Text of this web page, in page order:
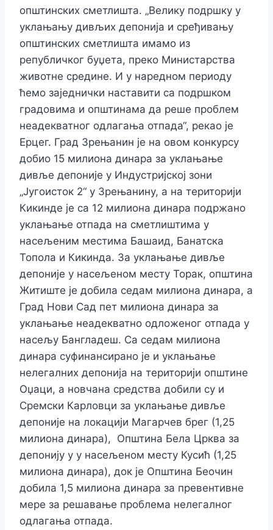
општинских сметлишта. „Велику подршку у
уклањању дивљих депонија и сређивању
општинских сметлишта имамо из
републичког буџета, преко Министарства
животне средине. И у наредном периоду
ћемо заједнички наставити са подршком
градовима и општинама да реше проблем
неадекватног одлагања отпада“, рекао је
Ерцег. Град Зрењанин је на овом конкурсу
добио 15 милиона динара за уклањање
дивље депоније у Индустријској зони
„Југоисток 2“ у Зрењанину, а на територији
Кикинде је са 12 милиона динара подржано
уклањање отпада на сметлиштима у
насељеним местима Башаид, Банатска
Топола и Кикинда. За уклањање дивље
депоније у насељеном месту Торак, општина
Житиште је добила седам милиона динара, а
Град Нови Сад пет милиона динара за
уклањање неадекватно одложеног отпада у
насељу Бангладеш. Са седам милиона
динара суфинансирано је и уклањање
нелегалних депонија на територији општине
Оџаци, а новчана средства добили су и
Сремски Карловци за уклањање дивље
депоније на локацији Магарчев брег (1,25
милиона динара), Општина Бела Црква за
депонију у у насељеном месту Кусић (1,25
милиона динара), док је Општина Беочин
добила 1,5 милиона динара за превентивне
мере за решавање проблема нелегалног
одлагања отпада.